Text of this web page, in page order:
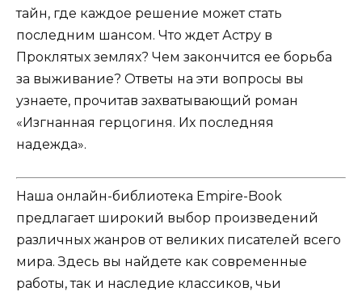
тайн, где каждое решение может стать
последним шансом. Что ждет Астру в
Проклятых землях? Чем закончится ее борьба
за выживание? Ответы на эти вопросы вы
узнаете, прочитав захватывающий роман
«Изгнанная герцогиня. Их последняя
надежда».
Наша онлайн-библиотека Empire-Book
предлагает широкий выбор произведений
различных жанров от великих писателей всего
мира. Здесь вы найдете как современные
работы, так и наследие классиков, чьи